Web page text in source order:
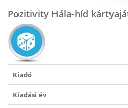
​Pozitivity Hála-híd
Kiadó
Kiadási év